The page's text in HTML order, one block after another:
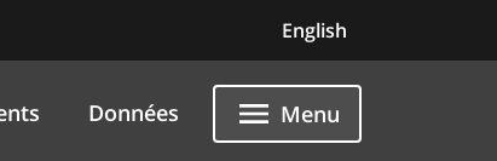
English
Données Menu